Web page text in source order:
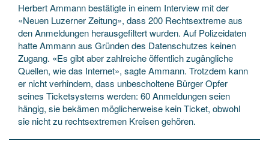
Herbert Ammann bestätigte in einem Interview mit der
«Neuen Luzerner Zeitung», dass 200 Rechtsextreme aus
den Anmeldungen herausgefiltert wurden. Auf Polizeidaten
hatte Ammann aus Gründen des Datenschutzes keinen
Zugang. «Es gibt aber zahlreiche öffentlich zugängliche
Quellen, wie das Internet», sagte Ammann. Trotzdem kann
er nicht verhindern, dass unbescholtene Bürger Opfer
seines Ticketsystems werden: 60 Anmeldungen seien
hängig, sie bekämen möglicherweise kein Ticket, obwohl
sie nicht zu rechtsextremen Kreisen gehören.